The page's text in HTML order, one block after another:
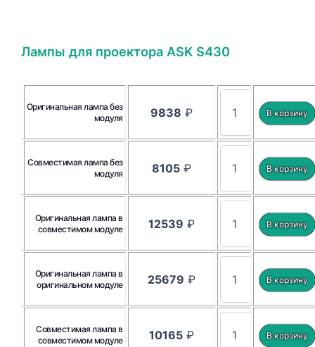
Лампы для проектора ASK S430
Оригинальная лампа без
модуля
9838 ₽
Совместимая лампа без
модуля
8105₽
Оригинальная лампа в
совместимом модуле
12539 ₽
Оригинальная лампа в
оригинальном модуле
25679 ₽
Совместимая лампа в
совместимом модуле
10165₽